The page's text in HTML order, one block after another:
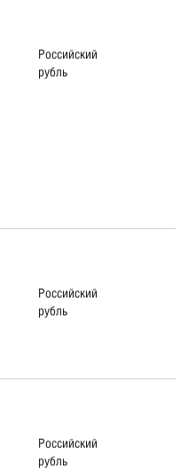
Российский
рубль
Российский
рубль
Российский
рубль